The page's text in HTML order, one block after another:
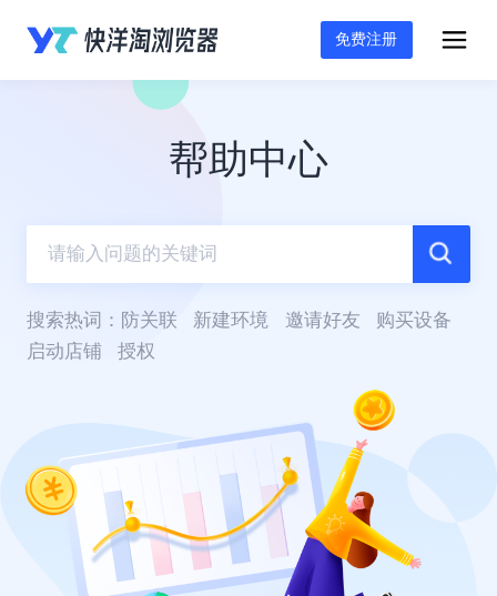
免费注册
帮助中心
搜索热词： 防关联 新建环境 邀请好友
购买设备
启动店铺
授权